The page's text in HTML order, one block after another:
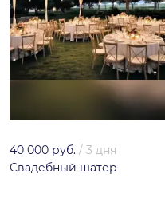
40 000 руб. / 3 дня
Свадебный шатер